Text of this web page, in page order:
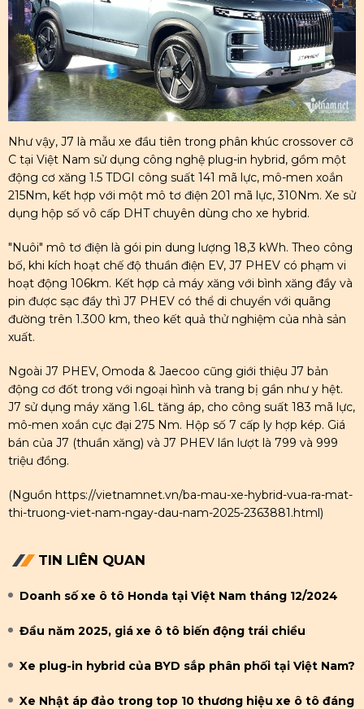
Như vậy, J7 là mẫu xe đầu tiên trong phân khúc crossover cỡ
C tại Việt Nam sử dụng công nghệ plug-in hybrid, gồm một
động cơ xăng 1.5 TDGI công suất 141 mã lực, mô-men xoắn
215Nm, kết hợp với một mô tơ điện 201 mã lực, 310Nm. Xe sử
dụng hộp số vô cấp DHT chuyên dùng cho xe hybrid.
"Nuôi" mô tơ điện là gói pin dung lượng 18,3 kWh. Theo công
bố, khi kích hoạt chế độ thuần điện EV, J7 PHEV có phạm vi
hoạt động 106km. Kết hợp cả máy xăng với bình xăng đầy và
pin được sạc đầy thì J7 PHEV có thể di chuyển với quãng
đường trên 1.300 km, theo kết quả thử nghiệm của nhà sản
xuất.
Ngoài J7 PHEV, Omoda & Jaecoo cũng giới thiệu J7 bản
động cơ đốt trong với ngoại hình và trang bị gần như y hệt.
J7 sử dụng máy xăng 1.6L tăng áp, cho công suất 183 mã lực,
mô-men xoắn cực đại 275 Nm. Hộp số 7 cấp ly hợp kép. Giá
bán của J7 (thuần xăng) và J7 PHEV lần lượt là 799 và 999
triệu đồng.
(Nguồn https://vietnamnet.vn/ba-mau-xe-hybrid-vua-ra-mat-
thi-truong-viet-nam-ngay-dau-nam-2025-2363881.html)
TIN LIÊN QUAN
Doanh số xe ô tô Honda tại Việt Nam tháng 12/2024
Đầu năm 2025, giá xe ô tô biến động trái chiều
Xe plug-in hybrid của BYD sắp phân phối tại Việt Nam?
Xe Nhật áp đảo trong top 10 thương hiệu xe ô tô đáng